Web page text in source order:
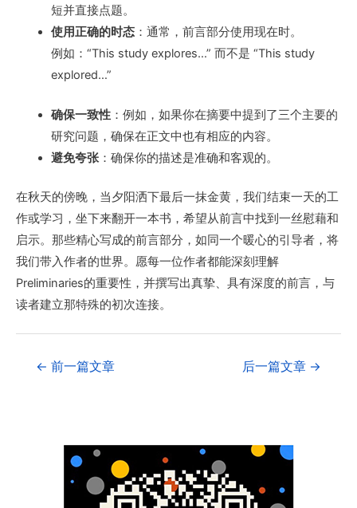
短并直接点题。
使用正确的时态：通常，前言部分使用现在时。
例如：“This study explores…” 而不是 “This study
explored…”
确保一致性：例如，如果你在摘要中提到了三个主要的
研究问题，确保在正文中也有相应的内容。
避免夸张：确保你的描述是准确和客观的。
在秋天的傍晚，当夕阳洒下最后一抹金黄，我们结束一天的工
作或学习，坐下来翻开一本书，希望从前言中找到一丝慰藉和
启示。那些精心写成的前言部分，如同一个暖心的引导者，将
我们带入作者的世界。愿每一位作者都能深刻理解
Preliminaries的重要性，并撰写出真挚、具有深度的前言，与
读者建立那特殊的初次连接。
← 前一篇文章 后一篇文章 →